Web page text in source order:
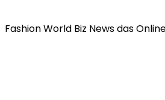
Fashion World Biz News das